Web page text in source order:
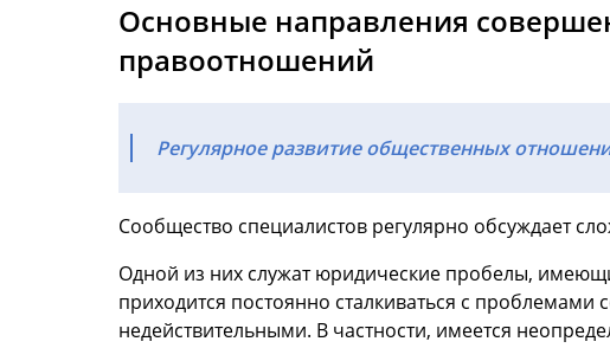
Основные направления
правоотношений
Регулярное развитие общественных
Сообщество специалистов регулярно обсуждает
Одной из них служат юридические пробелы,
приходится постоянно сталкиваться с
недействительными. В частности, имеется